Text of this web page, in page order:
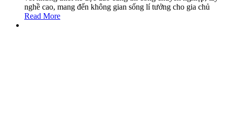
nghề cao, mang đến không gian sống lí tưởng cho gia chủ
Read More